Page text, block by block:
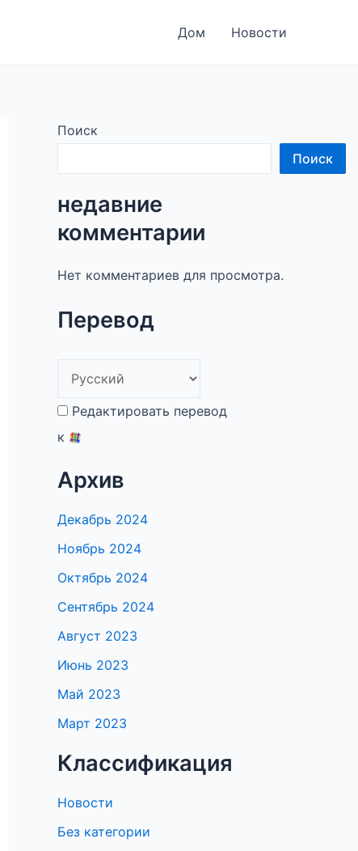
Дом Новости
Поиск
Поиск
недавние
комментарии
Нет комментариев для просмотра.
Перевод
Редактировать перевод
к
Архив
Декабрь 2024
Ноябрь 2024
Октябрь 2024
Сентябрь 2024
Август 2023
Июнь 2023
Май 2023
Март 2023
Классификация
Новости
Без категории